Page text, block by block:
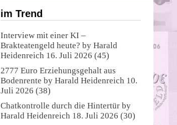
im Trend
Interview mit einer KI –
Brakteatengeld heute? by Harald
Heidenreich 16. Juli 2026 (45)
2777 Euro Erziehungsgehalt aus
Bodenrente by Harald Heidenreich 10.
Juli 2026 (38)
Chatkontrolle durch die Hintertür by
Harald Heidenreich 18. Juli 2026 (30)